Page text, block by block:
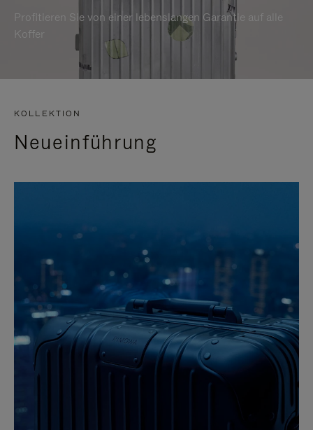
Profitieren Sie von einer lebenslangen Garantie auf alle
Koffer
KOLLEKTION
Neueinführung